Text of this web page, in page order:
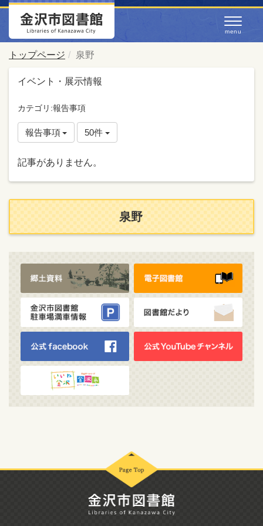
トップページ 泉野
イベント・展示情報
カテゴリ:報告事項
報告事項 50件
記事がありません。
泉野